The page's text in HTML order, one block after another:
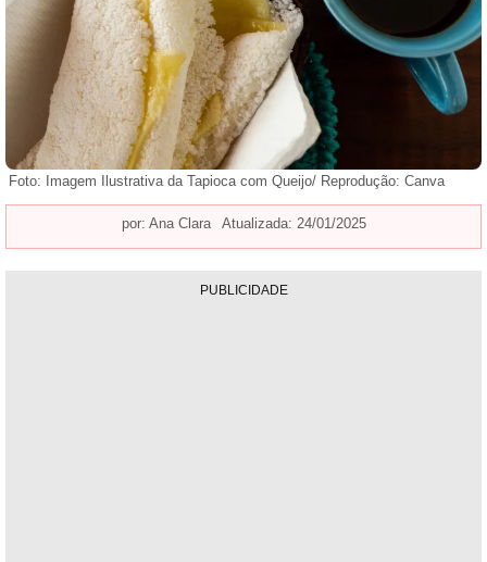
Foto: Imagem Ilustrativa da Tapioca com Queijo/ Reprodução: Canva
por: Ana Clara Atualizada: 24/01/2025
PUBLICIDADE